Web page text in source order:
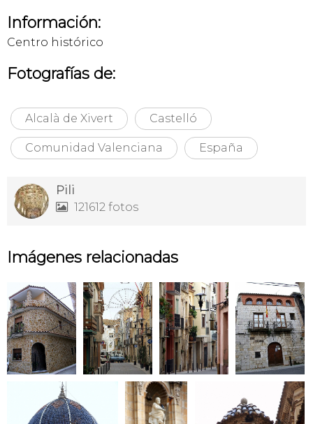
Información:
Centro histórico
Fotografías de:
Alcalà de Xivert Castelló
Comunidad Valenciana España
Pili
 121612 fotos
Imágenes relacionadas